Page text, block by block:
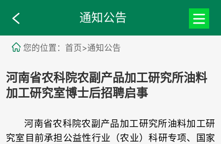
通知公告
您的位置：首页>通知公告
河南省农科院农副产品加工研究所油料
加工研究室博士后招聘启事
河南省农科院农副产品加工研究所油料加工研
究室目前承担公益性行业（农业）科研专项、国家